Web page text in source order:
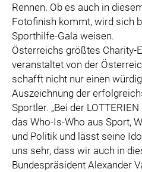
Rennen. Ob es auch in
Fotofinish kommt, wird sich
Sporthilfe-Gala weisen.
Österreichs größtes Charity-
veranstaltet von der
schafft nicht nur einen
Auszeichnung der
Sportler. „Bei der
das Who-Is-Who aus Sport,
und Politik und lässt seine
uns sehr, dass wir auch in
Bundespräsident Alexander